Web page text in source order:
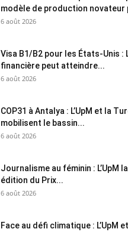
modèle de production novateur
6 août 2026
Visa B1/B2 pour les États-Unis :
financière peut atteindre...
6 août 2026
COP31 à Antalya : L’UpM et la
mobilisent le bassin...
6 août 2026
Journalisme au féminin : L’UpM
édition du Prix...
6 août 2026
Face au défi climatique : L’UpM